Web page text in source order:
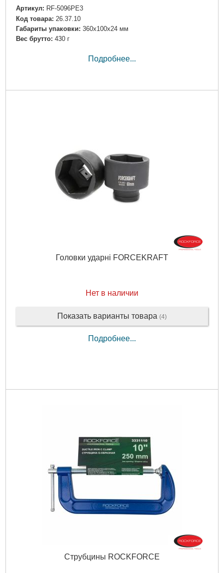
Артикул: RF-5096PE3
Код товара: 26.37.10
Габариты упаковки: 360x100x24 мм
Вес брутто: 430 г
Подробнее...
Головки ударні FORCEKRAFT
Нет в наличии
Показать варианты товара (4)
Подробнее...
Струбцины ROCKFORCE